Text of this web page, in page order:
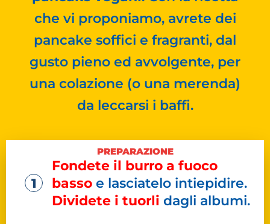
che vi proponiamo, avrete dei
pancake soffici e fragranti, dal
gusto pieno ed avvolgente, per
una colazione (o una merenda)
da leccarsi i baffi.
PREPARAZIONE
Fondete il burro a fuoco
basso e lasciatelo intiepidire.
Dividete i tuorli dagli albumi.